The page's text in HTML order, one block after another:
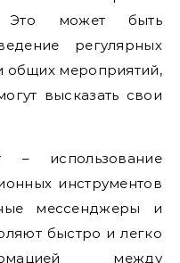
Это может быть
регулярных
общих мероприятий,
высказать свои
– использование
инструментов
мессенджеры и
быстро и легко
между